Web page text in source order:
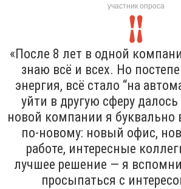
участник опроса
«После 8 лет в одной
знаю всё и всех. Но
энергия, всё стало “на
уйти в другую сферу
новой компании я буквально
по-новому: новый офис,
работе, интересные
лучшее решение — я
просыпаться с